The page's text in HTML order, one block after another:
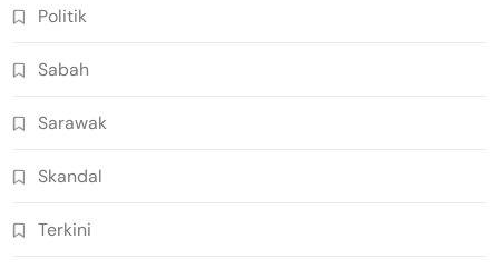
Politik
Sabah
Sarawak
Skandal
Terkini